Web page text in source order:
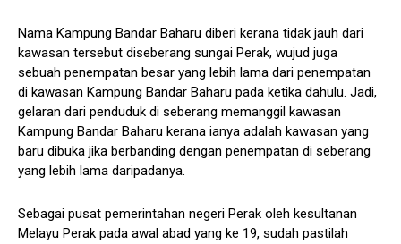
Nama Kampung Bandar Baharu diberi kerana tidak jauh dari
kawasan tersebut diseberang sungai Perak, wujud juga
sebuah penempatan besar yang lebih lama dari penempatan
di kawasan Kampung Bandar Baharu pada ketika dahulu. Jadi,
gelaran dari penduduk di seberang memanggil kawasan
Kampung Bandar Baharu kerana ianya adalah kawasan yang
baru dibuka jika berbanding dengan penempatan di seberang
yang lebih lama daripadanya.
Sebagai pusat pemerintahan negeri Perak oleh kesultanan
Melayu Perak pada awal abad yang ke 19, sudah pastilah